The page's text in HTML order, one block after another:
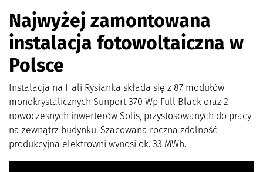
Najwyżej zamontowana
instalacja fotowoltaiczna w
Polsce
Instalacja na Hali Rysianka składa się z 87 modułów
monokrystalicznych Sunport 370 Wp Full Black oraz 2
nowoczesnych inwerterów Solis, przystosowanych do pracy
na zewnątrz budynku. Szacowana roczna zdolność
produkcyjna elektrowni wynosi ok. 33 MWh.